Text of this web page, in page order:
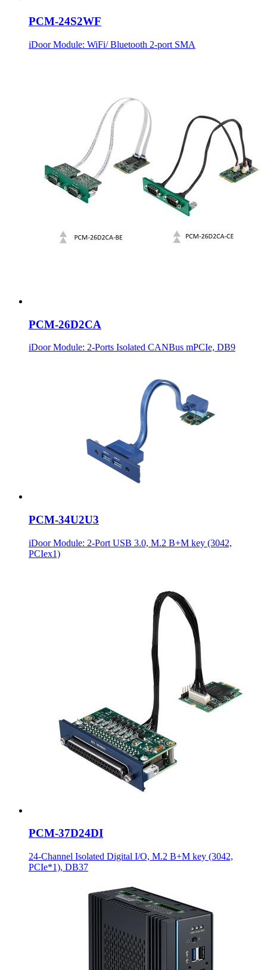
PCM-24S2WF
iDoor Module: WiFi/ Bluetooth 2-port SMA
PCM-26D2CA
iDoor Module: 2-Ports Isolated CANBus mPCIe, DB9
PCM-34U2U3
iDoor Module: 2-Port USB 3.0, M.2 B+M key (3042,
PCIex1)
PCM-37D24DI
24-Channel Isolated Digital I/O, M.2 B+M key (3042,
PCIe*1), DB37